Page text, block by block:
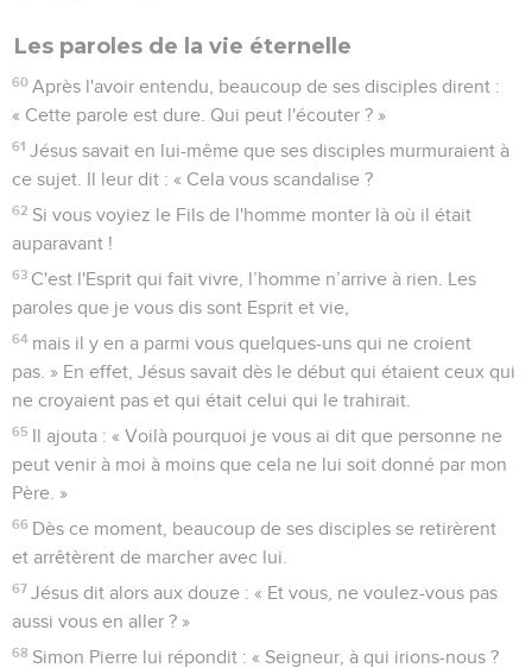
Les paroles de la vie éternelle
60 Après l'avoir entendu, beaucoup de ses disciples dirent :
« Cette parole est dure. Qui peut l'écouter ? »
61 Jésus savait en lui-même que ses disciples murmuraient à
ce sujet. Il leur dit : « Cela vous scandalise ?
62 Si vous voyiez le Fils de l'homme monter là où il était
auparavant !
63 C'est l'Esprit qui fait vivre, l’homme n’arrive à rien. Les
paroles que je vous dis sont Esprit et vie,
64 mais il y en a parmi vous quelques-uns qui ne croient
pas. » En effet, Jésus savait dès le début qui étaient ceux qui
ne croyaient pas et qui était celui qui le trahirait.
65 Il ajouta : « Voilà pourquoi je vous ai dit que personne ne
peut venir à moi à moins que cela ne lui soit donné par mon
Père. »
66 Dès ce moment, beaucoup de ses disciples se retirèrent
et arrêtèrent de marcher avec lui.
67 Jésus dit alors aux douze : « Et vous, ne voulez-vous pas
aussi vous en aller ? »
68 Simon Pierre lui répondit : « Seigneur, à qui irions-nous ?